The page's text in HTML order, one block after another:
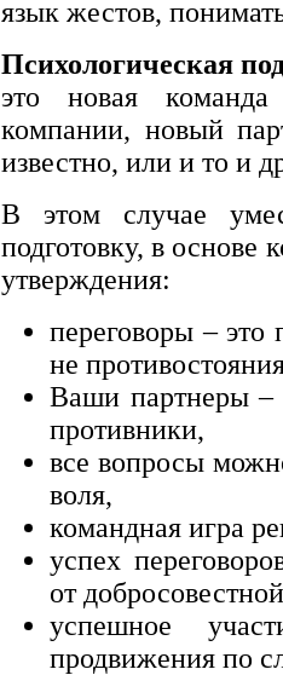
язык жестов,
Психологическая
это новая
компании, новый
известно, или и то и
В этом случае
подготовку, в
утверждения:
переговоры – это
не
Ваши партнеры –
противники,
все вопросы
воля,
командная игра
успех
от
успешное
продвижения по